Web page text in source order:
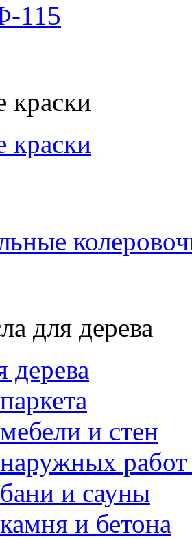
115
краски
краски
для дерева
дерева
и стен
и сауны
и бетона